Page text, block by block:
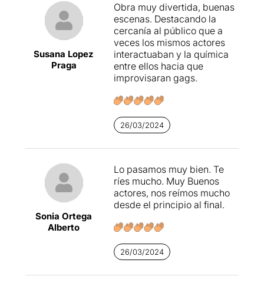
Susana Lopez
Praga
Obra muy divertida, buenas
escenas. Destacando la
cercanía al público que a
veces los mismos actores
interactuaban y la química
entre ellos hacia que
improvisaran gags.
26/03/2024
Sonia Ortega
Alberto
Lo pasamos muy bien. Te
ríes mucho. Muy Buenos
actores, nos reímos mucho
desde el principio al final.
26/03/2024